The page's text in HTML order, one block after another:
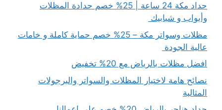
حداد مكة 24 ساعة | 25% خصم حدادة المظلات
وأبواب و شبابيك
مظلات وسواتر مكة – 25% خصم حماية كاملة و خامات
عالية الجودة
افضل مظلات بالرياض مع 20% تخفيض
نصائح هامة لاختيار المظلات والسواتر والبرجولات
المثالية